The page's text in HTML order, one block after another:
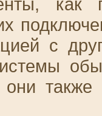
с
также